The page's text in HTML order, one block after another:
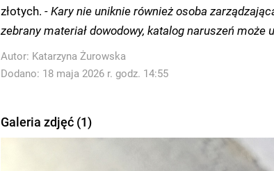
złotych. - Kary nie uniknie również osoba
zebrany materiał dowodowy, katalog naruszeń może
Autor: Katarzyna Żurowska
Dodano: 18 maja 2026 r. godz. 14:55
Galeria zdjęć (1)